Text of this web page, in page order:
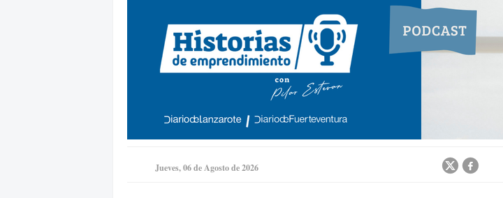
Jump to
Jueves, 06 de Agosto de 2026